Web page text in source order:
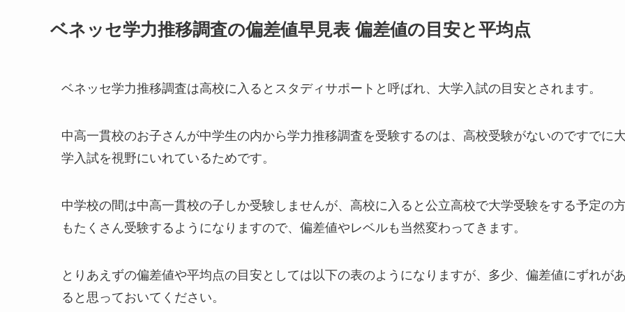
ベネッセ学力推移調査の偏差値早見表 偏差値の目安と平均点
ベネッセ学力推移調査は高校に入るとスタディサポートと呼ばれ、大学入試の目安とされます。
中高一貫校のお子さんが中学生の内から学力推移調査を受験するのは、高校受験がないのですでに大
学入試を視野にいれているためです。
中学校の間は中高一貫校の子しか受験しませんが、高校に入ると公立高校で大学受験をする予定の
もたくさん受験するようになりますので、偏差値やレベルも当然変わってきます。
とりあえずの偏差値や平均点の目安としては以下の表のようになりますが、多少、偏差値にずれがあ
ると思っておいてください。